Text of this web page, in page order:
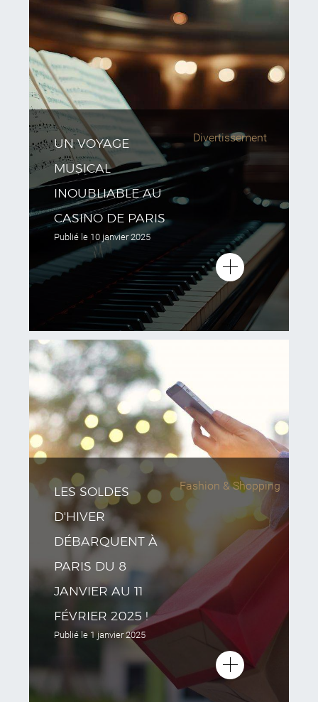
UN VOYAGE
MUSICAL
INOUBLIABLE AU
CASINO DE PARIS
Divertissement
Publié le 10 janvier 2025
LES SOLDES
D'HIVER
DÉBARQUENT À
PARIS DU 8
JANVIER AU 11
FÉVRIER 2025 !
Fashion & Shopping
Publié le1 janvier 2025